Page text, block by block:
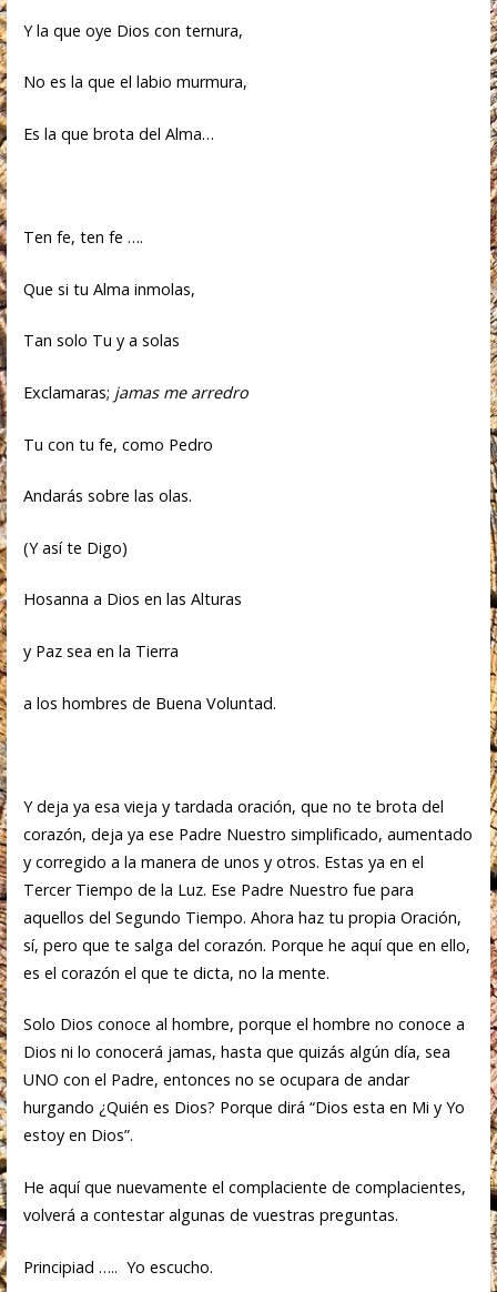
Y la que oye Dios con ternura,
No es la que el labio murmura,
Es la que brota del Alma…
Ten fe, ten fe ….
Que si tu Alma inmolas,
Tan solo Tu y a solas
Exclamaras; jamas me arredro
Tu con tu fe, como Pedro
Andarás sobre las olas.
(Y así te Digo)
Hosanna a Dios en las Alturas
y Paz sea en la Tierra
a los hombres de Buena Voluntad.
Y deja ya esa vieja y tardada oración, que no te brota del
corazón, deja ya ese Padre Nuestro simplificado, aumentado
y corregido a la manera de unos y otros. Estas ya en el
Tercer Tiempo de la Luz. Ese Padre Nuestro fue para
aquellos del Segundo Tiempo. Ahora haz tu propia Oración,
sí, pero que te salga del corazón. Porque he aquí que en ello,
es el corazón el que te dicta, no la mente.
Solo Dios conoce al hombre, porque el hombre no conoce a
Dios ni lo conocerá jamas, hasta que quizás algún día, sea
UNO con el Padre, entonces no se ocupara de andar
hurgando ¿Quién es Dios? Porque dirá “Dios esta en Mi y Yo
estoy en Dios”.
He aquí que nuevamente el complaciente de complacientes,
volverá a contestar algunas de vuestras preguntas.
Principiad ….. Yo escucho.